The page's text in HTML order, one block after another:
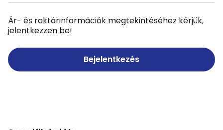
Ár- és raktárinformációk megtekintéséhez kérjük,
jelentkezzen be!
Bejelentkezés